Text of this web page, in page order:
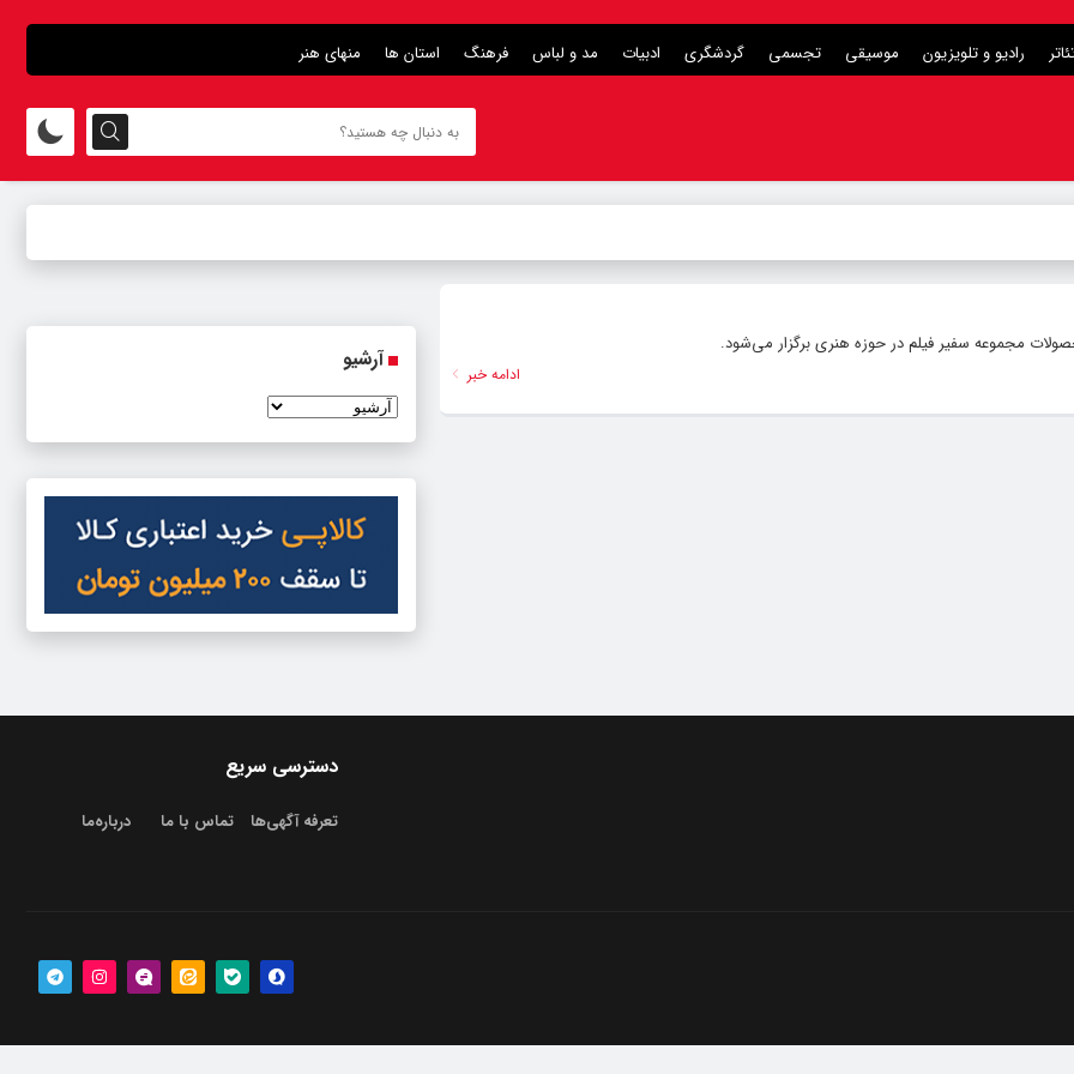
رادیو و تلویزیون موسیقی تجسمی گردشگری ادبیات مد و لباس فرهنگ استان ها منهای هنر
مجموعه سفیر فیلم در حوزه هنری برگزار می‌شود.
ادامه خبر
آرشیو
دسترسی سریع
تعرفه آگهی‌ها تماس با ما درباره‌‌ما